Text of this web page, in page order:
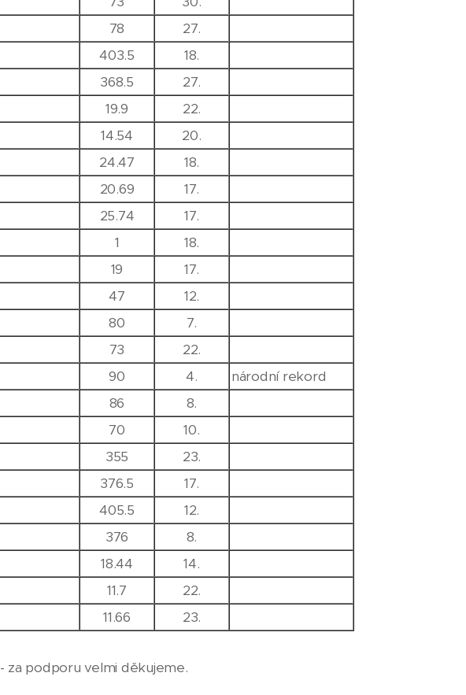
78
27.
403.5
18.
368.5
27.
19.9
22.
14.54
20.
24.47
18.
20.69
17.
25.74
17.
1
18.
19
17.
47
12.
80 7.
73
22.
90 4.
národní rekord
86
8.
70
10.
355
23.
376.5
17.
405.5
12.
376
8.
18.44
14.
11.7
22.
11.66 23.
- za podporu velmi děkujeme.